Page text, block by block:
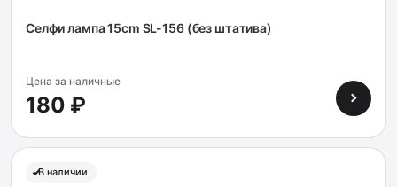
Селфи лампа 15cm SL-156 (без штатива)
Цена за наличные
180 ₽
В наличии